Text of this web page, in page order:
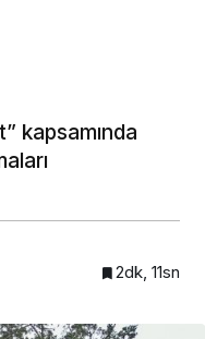
kapsamında
2dk, 11sn